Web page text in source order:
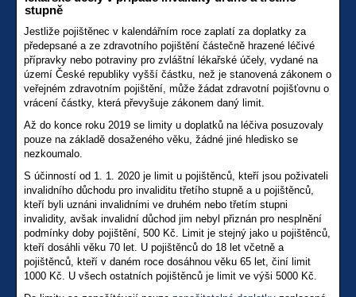
stupně
Jestliže pojištěnec v kalendářním roce zaplatí za doplatky za
předepsané a ze zdravotního pojištění částečně hrazené léčivé
přípravky nebo potraviny pro zvláštní lékařské účely, vydané na
území České republiky vyšší částku, než je stanovená zákonem o
veřejném zdravotním pojištění, může žádat zdravotní pojišťovnu o
vrácení částky, která převyšuje zákonem daný limit.
Až do konce roku 2019 se limity u doplatků na léčiva posuzovaly
pouze na základě dosaženého věku, žádné jiné hledisko se
nezkoumalo.
S účinností od 1. 1. 2020 je limit u pojištěnců, kteří jsou poživateli
invalidního důchodu pro invaliditu třetího stupně a u pojištěnců,
kteří byli uznáni invalidními ve druhém nebo třetím stupni
invalidity, avšak invalidní důchod jim nebyl přiznán pro nesplnění
podmínky doby pojištění, 500 Kč. Limit je stejný jako u pojištěnců,
kteří dosáhli věku 70 let. U pojištěnců do 18 let včetně a
pojištěnců, kteří v daném roce dosáhnou věku 65 let, činí limit
1000 Kč. U všech ostatních pojištěnců je limit ve výši 5000 Kč.